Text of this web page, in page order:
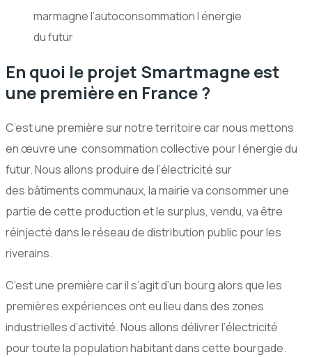
marmagne l’autoconsommation l énergie
du futur
En quoi le projet Smartmagne est
une première en France ?
C’est une première sur notre territoire car nous mettons
en œuvre une consommation collective pour l énergie du
futur. Nous allons produire de l’électricité sur
des bâtiments communaux, la mairie va consommer une
partie de cette production et le surplus, vendu, va être
réinjecté dans le réseau de distribution public pour les
riverains.
C’est une première car il s’agit d’un bourg alors que les
premières expériences ont eu lieu dans des zones
industrielles d’activité. Nous allons délivrer l’électricité
pour toute la population habitant dans cette bourgade.